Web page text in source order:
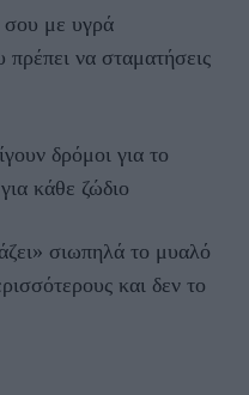
σου με υγρά
να σταματήσεις
δρόμοι για το
κάθε ζώδιο
σιωπηλά το μυαλό
και δεν το